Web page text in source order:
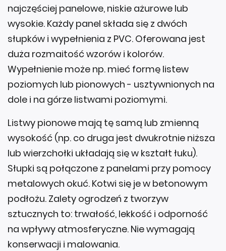
najczęściej panelowe, niskie ażurowe lub
wysokie. Każdy panel składa się z dwóch
słupków i wypełnienia z PVC. Oferowana jest
duża rozmaitość wzorów i kolorów.
Wypełnienie może np. mieć formę listew
poziomych lub pionowych - usztywnionych na
dole i na górze listwami poziomymi.
Listwy pionowe mają tę samą lub zmienną
wysokość (np. co druga jest dwukrotnie niższa
lub wierzchołki układają się w kształt łuku).
Słupki są połączone z panelami przy pomocy
metalowych okuć. Kotwi się je w betonowym
podłożu. Zalety ogrodzeń z tworzyw
sztucznych to: trwałość, lekkość i odporność
na wpływy atmosferyczne. Nie wymagają
konserwacji i malowania.